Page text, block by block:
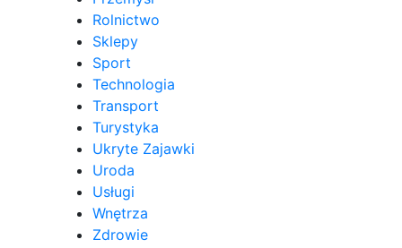
Rolnictwo
Sklepy
Sport
Technologia
Transport
Turystyka
Ukryte Zajawki
Uroda
Usługi
Wnętrza
Zdrowie